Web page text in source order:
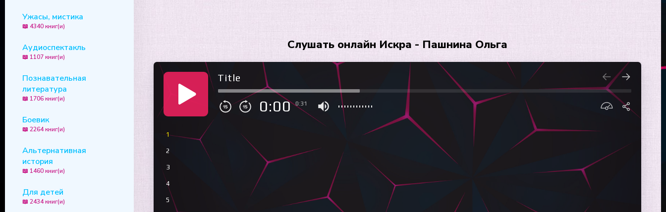
Ужасы, мистика
📖 4340 книг(и)
Аудиоспектакль
📖 1107 книг(и)
Познавательная
литература
📖 1706 книг(и)
Боевик
📖 2264 книг(и)
Альтернативная
история
📖 1460 книг(и)
Для детей
📖 2434 книг(и)
Слушать онлайн Искра - Пашнина Ольга
Title
0:00 0:31
1
2
3
4
5